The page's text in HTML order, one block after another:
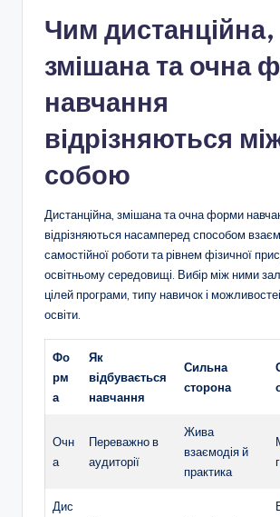
Чим дистанційна,
змішана та очна
навчання
відрізняються
собою
Дистанційна, змішана та очна форми
відрізняються насамперед способом
самостійної роботи та рівнем фізичної
освітньому середовищі. Вибір між ними
цілей програми, типу навичок і
освіти.
Фо
рм
а
Як
відбувається
навчання
Сильна
сторона
Очн
а
Переважно в
аудиторії
Жива
взаємодія й
практика
Дис